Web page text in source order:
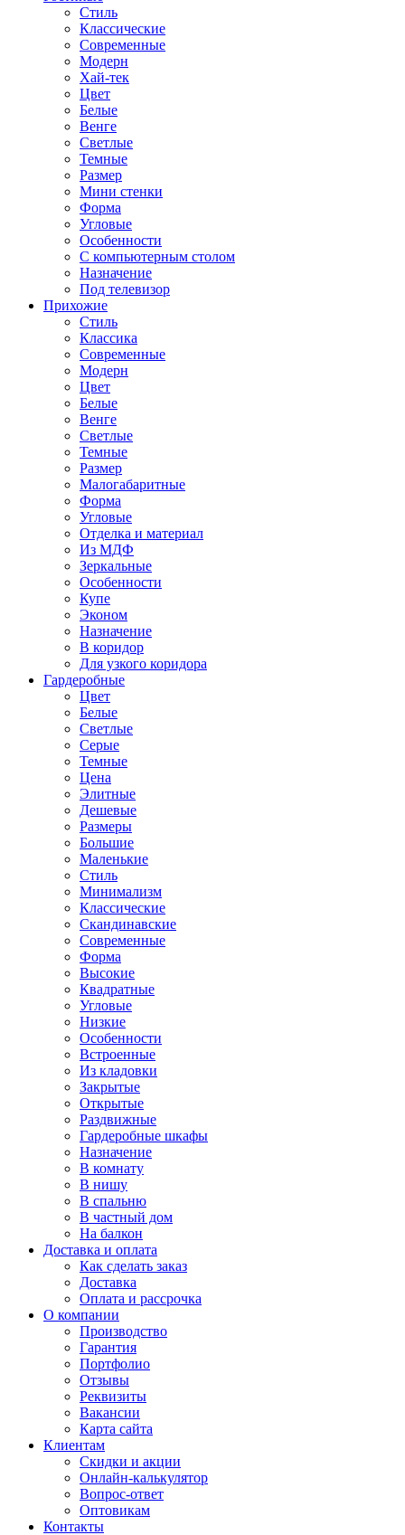
Стиль
Классические
Современные
Модерн
Хай-тек
Цвет
Белые
Венге
Светлые
Темные
Размер
Мини стенки
Форма
Угловые
Особенности
С компьютерным столом
Назначение
Под телевизор
Прихожие
Стиль
Классика
Современные
Модерн
Цвет
Белые
Венге
Светлые
Темные
Размер
Малогабаритные
Форма
Угловые
Отделка и материал
Из МДФ
Зеркальные
Особенности
Купе
Эконом
Назначение
В коридор
Для узкого коридора
Гардеробные
Цвет
Белые
Светлые
Серые
Темные
Цена
Элитные
Дешевые
Размеры
Большие
Маленькие
Стиль
Минимализм
Классические
Скандинавские
Современные
Форма
Высокие
Квадратные
Угловые
Низкие
Особенности
Встроенные
Из кладовки
Закрытые
Открытые
Раздвижные
Гардеробные шкафы
Назначение
В комнату
В нишу
В спальню
В частный дом
На балкон
Доставка и оплата
Как сделать заказ
Доставка
Оплата и рассрочка
О компании
Производство
Гарантия
Портфолио
Отзывы
Реквизиты
Вакансии
Карта сайта
Клиентам
Скидки и акции
Онлайн-калькулятор
Вопрос-ответ
Оптовикам
Контакты